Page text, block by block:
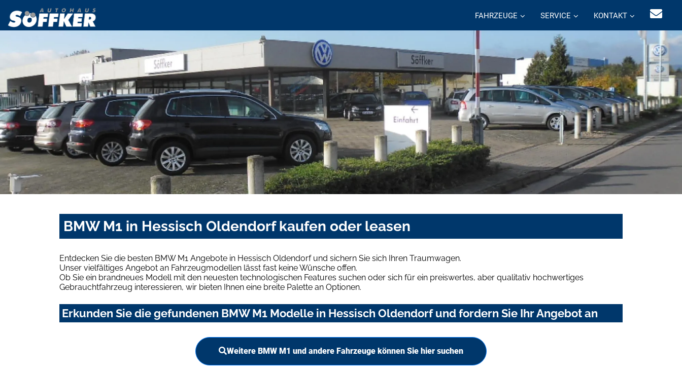
FAHRZEUGE SERVICE KONTAKT
BMW M1 in Hessisch Oldendorf kaufen oder leasen
Entdecken Sie die besten BMW M1 Angebote in Hessisch Oldendorf und sichern Sie sich Ihren Traumwagen.
Unser vielfältiges Angebot an Fahrzeugmodellen lässt fast keine Wünsche offen.
Ob Sie ein brandneues Modell mit den neuesten technologischen Features suchen oder sich für ein preiswertes, aber qualitativ hochwertiges
Gebrauchtfahrzeug interessieren, wir bieten Ihnen eine breite Palette an Optionen.
Erkunden Sie die gefundenen BMW M1 Modelle in Hessisch Oldendorf und fordern Sie Ihr Angebot an
Weitere BMW M1 und andere Fahrzeuge können Sie hier suchen